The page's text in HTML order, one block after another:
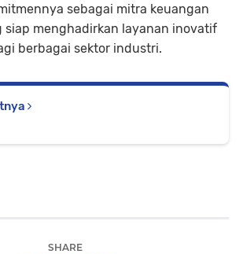
sebagai mitra keuangan
siap menghadirkan layanan inovatif
berbagai sektor industri.
SHARE